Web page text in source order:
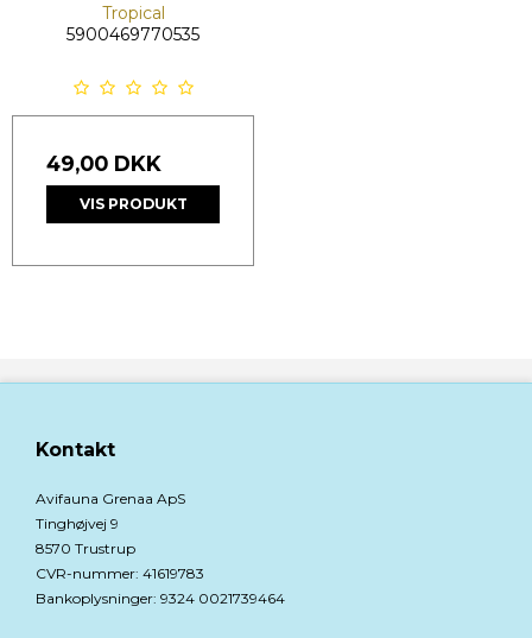
Tropical
5900469770535
49,00 DKK
VIS PRODUKT
Kontakt
Avifauna Grenaa ApS
Tinghøjvej 9
8570 Trustrup
CVR-nummer: 41619783
Bankoplysninger: 9324 0021739464